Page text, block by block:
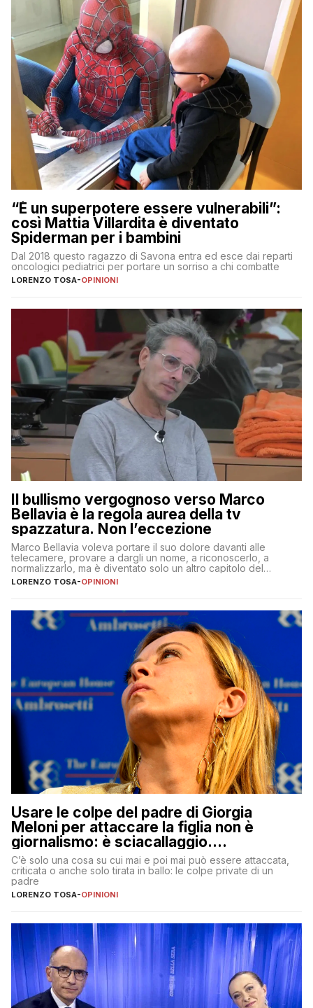
“È un superpotere essere vulnerabili”:
così Mattia Villardita è diventato
Spiderman per i bambini
Dal 2018 questo ragazzo di Savona entra ed esce dai reparti
oncologici pediatrici per portare un sorriso a chi combatte
LORENZO TOSA-OPINIONI
Il bullismo vergognoso verso Marco
Bellavia è la regola aurea della tv
spazzatura. Non l’eccezione
Marco Bellavia voleva portare il suo dolore davanti alle
telecamere, provare a dargli un nome, a riconoscerlo, a
normalizzarlo, ma è diventato solo un altro capitolo del
copione
LORENZO TOSA-OPINIONI
Usare le colpe del padre di Giorgia
Meloni per attaccare la figlia non è
giornalismo: è sciacallaggio.
Dimostriamo di essere diversi
C’è solo una cosa su cui mai e poi mai può essere attaccata,
criticata o anche solo tirata in ballo: le colpe private di un
padre
LORENZO TOSA-OPINIONI